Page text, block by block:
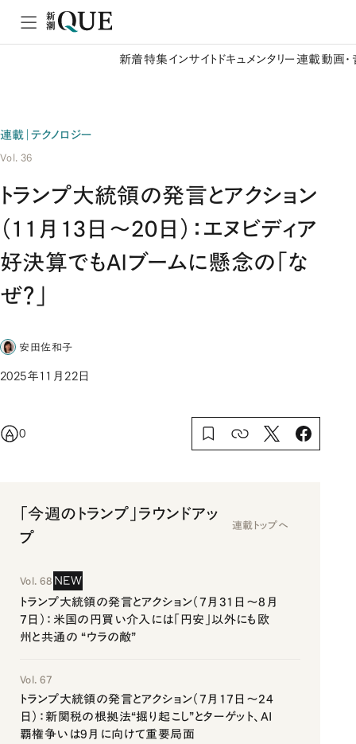
新着特集 インサイト ドキュメンタリー 連載動画
連載｜テクノロジー
Vol. 36
トランプ大統領の発言とアクション
（11月13日～20日）：エヌビディア
好決算でもAIブームに懸念の「な
ぜ？」
安田佐和子
2025年11月22日
0
「今週のトランプ」ラウンドアッ
プ
連載トップへ
Vol. 68 NEW
トランプ大統領の発言とアクション（7月31日～8月
7日）：米国の円買い介入には「円安」以外にも欧
州と共通の “ウラの敵”
Vol. 67
トランプ大統領の発言とアクション（7月17日～24
日）：新関税の根拠法“掘り起こし”とターゲット、AI
覇権争いは9月に向けて重要局面